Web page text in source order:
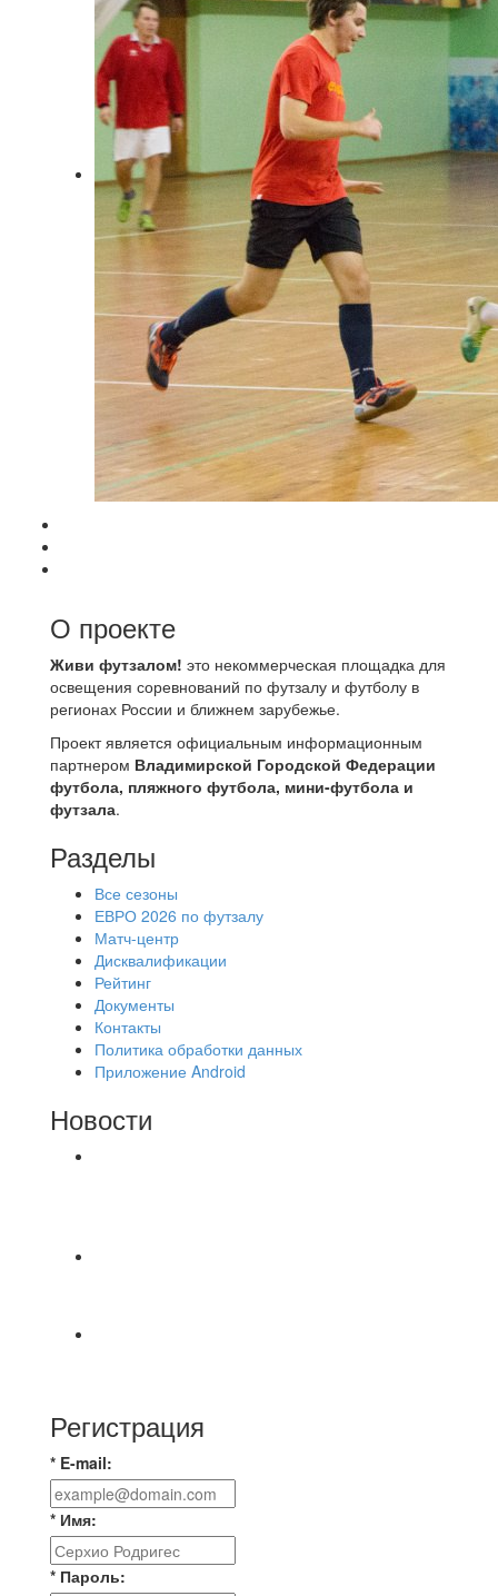
О проекте
Живи футзалом! это некоммерческая площадка для
освещения соревнований по футзалу и футболу в
регионах России и ближнем зарубежье.
Проект является официальным информационным
партнером Владимирской Городской Федерации
футбола, пляжного футбола, мини-футбола и
футзала.
Разделы
Все сезоны
ЕВРО 2026 по футзалу
Матч-центр
Дисквалификации
Рейтинг
Документы
Контакты
Политика обработки данных
Приложение Android
Новости
Регистрация
* E-mail:
* Имя:
* Пароль: